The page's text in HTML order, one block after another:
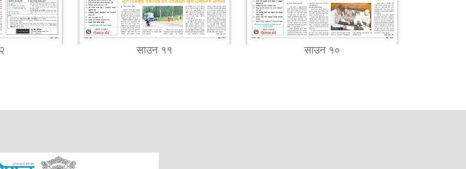
साउन ११ साउन १०